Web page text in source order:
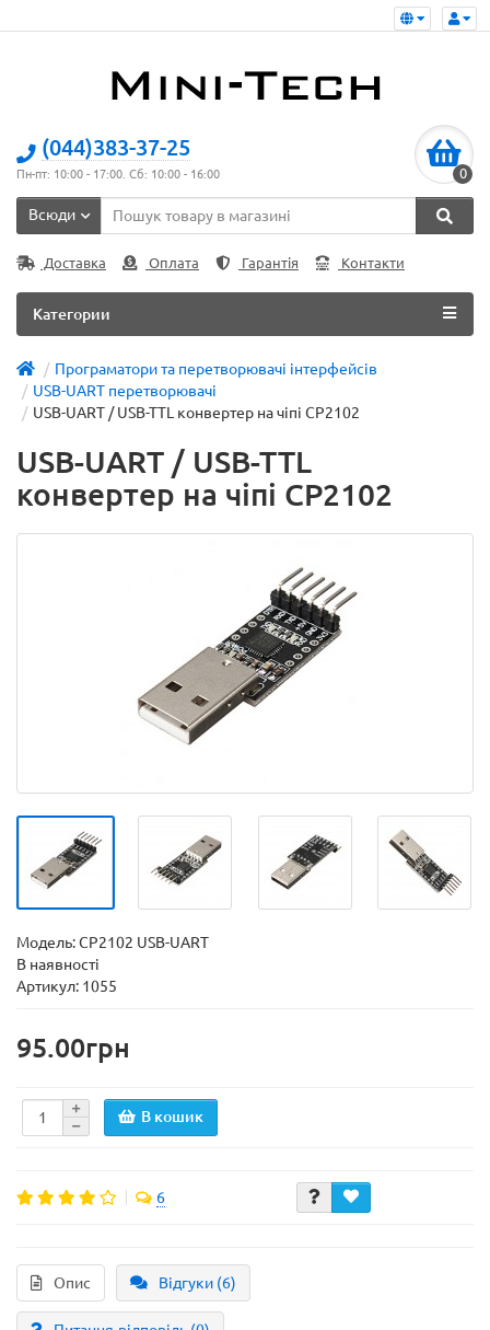
(044)383-37-25
Пн-пт: 10:00 - 17:00. Сб: 10:00 - 16:00 0
Всюди
Доставка Оплата Гарантія Контакти
Категории
Програматори та перетворювачі інтерфейсів
USB-UART перетворювачі
USB-UART / USB-TTL конвертер на чіпі CP2102
USB-UART / USB-TTL
конвертер на чіпі CP2102
Модель:CP2102 USB-UART
В наявності
Артикул: 1055
95.00грн
В кошик
6
Опис Відгуки (6)